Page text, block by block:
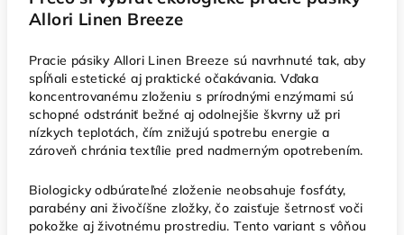
Allori Linen Breeze
Pracie pásiky Allori Linen Breeze sú navrhnuté tak, aby
spĺňali estetické aj praktické očakávania. Vďaka
koncentrovanému zloženiu s prírodnými enzýmami sú
schopné odstrániť bežné aj odolnejšie škvrny už pri
nízkych teplotách, čím znižujú spotrebu energie a
zároveň chránia textílie pred nadmerným opotrebením.
Biologicky odbúrateľné zloženie neobsahuje fosfáty,
parabény ani živočíšne zložky, čo zaisťuje šetrnosť voči
pokožke aj životnému prostrediu. Tento variant s vôňou